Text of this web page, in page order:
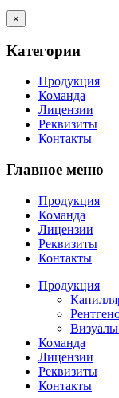
×
Категории
Продукция
Команда
Лицензии
Реквизиты
Контакты
Главное меню
Продукция
Команда
Лицензии
Реквизиты
Контакты
Продукция
Команда
Лицензии
Реквизиты
Контакты